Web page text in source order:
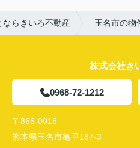
ならきいろ不動産 玉名市の物
株式会社き
0968-72-1212
〒865-0015
熊本県玉名市亀甲187-3